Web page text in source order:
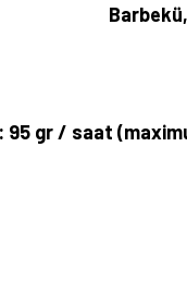
gr / saat